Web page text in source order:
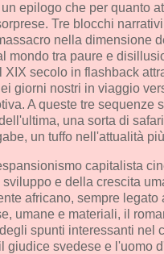
epilogo che per quanto
Tre blocchi
nella dimensione
mondo tra paure e
XIX secolo in flashback
giorni nostri in viaggio
A queste tre sequenze
una sorta di
un tuffo nell'attualità
capitalista
e della crescita
africano, sempre legato
umane e materiali, il
spunti interessanti nel
giudice svedese e l'uomo